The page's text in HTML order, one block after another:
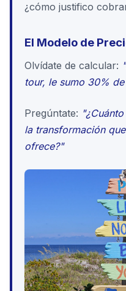
¿cómo justifico
El Modelo de
Olvídate de calcular:
tour, le sumo 30%
Pregúntate:
la transformación
ofrece?"